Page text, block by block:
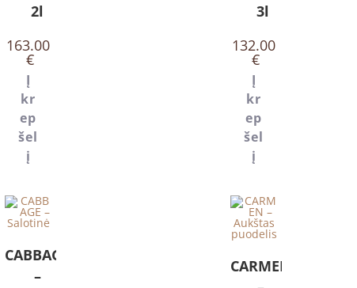
2l
163.00
€
Į
kr
ep
šel
į
3l
132.00
€
Į
kr
ep
šel
į
CABBAGE
–
CARMEN